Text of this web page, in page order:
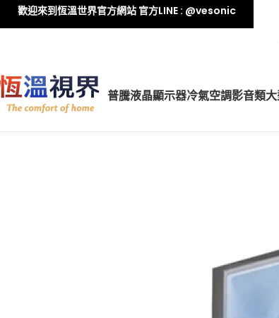
普騰液晶顯示器冷氣空調影音類
歡迎來到恆溫世界官方網站 官方LINE : @vesonic